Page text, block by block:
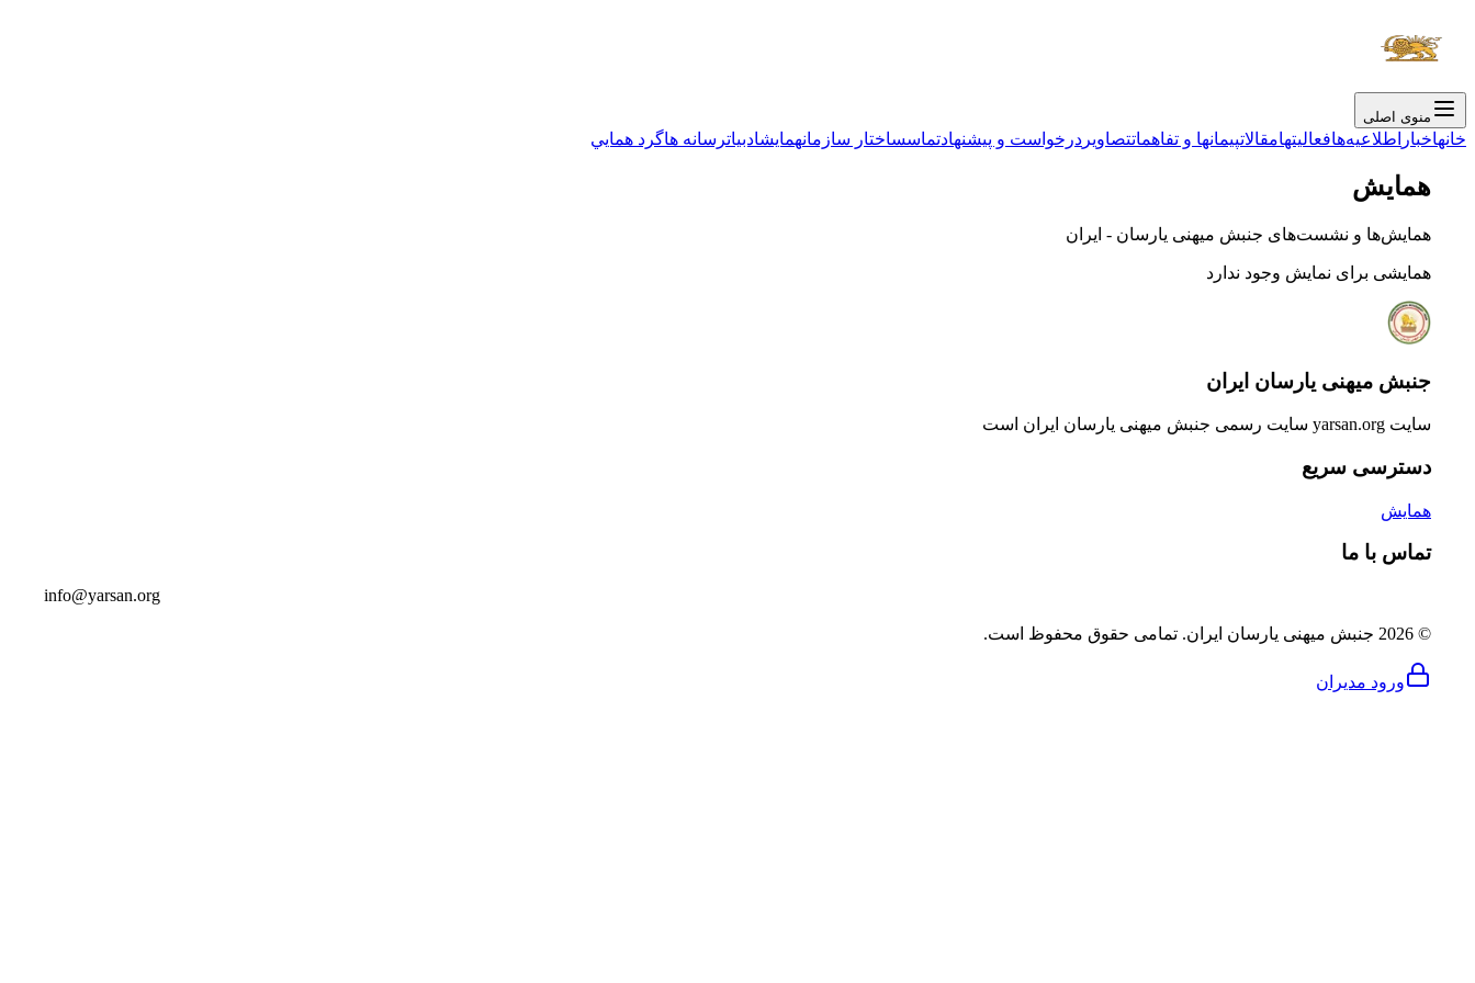
منوی اصلی
خانهاخبار اطلاعیەهافعالیتهامقالاتپیمانها و تفاهماتتصاویر درخواست و پیشنهادتماسساختار سازمانهمایشادبیاترسانە هاگرد همايي
همایش
همایش‌ها و نشست‌های جنبش میهنی یارسان - ایران
همایشی برای نمایش وجود ندارد
جنبش میهنی یارسان ایران
سایت yarsan.org سایت رسمی جنبش میهنی یارسان ایران است
دسترسی سریع
همایش
تماس با ما
info@yarsan.org
©
2026 جنبش میهنی یارسان ایران. تمامی حقوق محفوظ است.
ورود مدیران